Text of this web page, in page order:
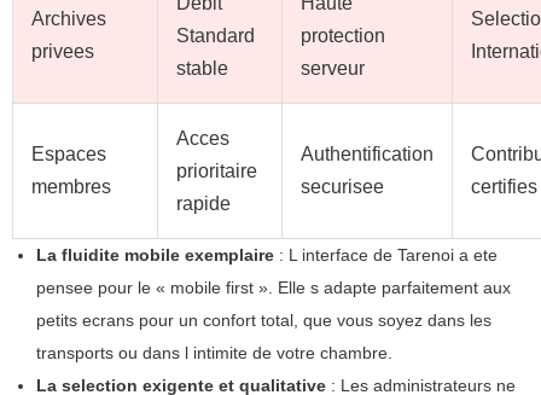
Archives
privees
Standard
stable
protection
serveur
Espaces
membres
Acces
prioritaire
rapide
Authentification
securisee
certifies
La fluidite mobile exemplaire : L interface de Tarenoi a ete
pensee pour le « mobile first ». Elle s adapte parfaitement aux
petits ecrans pour un confort total, que vous soyez dans les
transports ou dans l intimite de votre chambre.
La selection exigente et qualitative : Les administrateurs ne